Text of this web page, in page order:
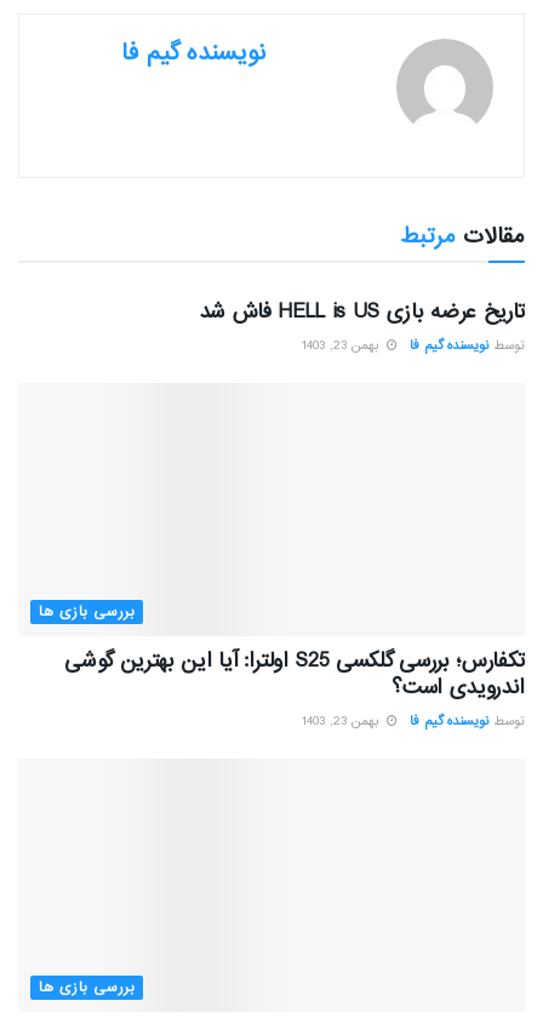
نویسنده گیم فا
مقالات مرتبط
تاریخ عرضه بازی HELL is US فاش شد
توسط نویسنده گیم فا بهمن 23, 1403
بررسی بازی ها
تکفارس؛ بررسی گلکسی S25 اولترا: آیا این بهترین گوشی
اندرویدی است؟
توسط نویسنده گیم فا بهمن 23, 1403
بررسی بازی ها